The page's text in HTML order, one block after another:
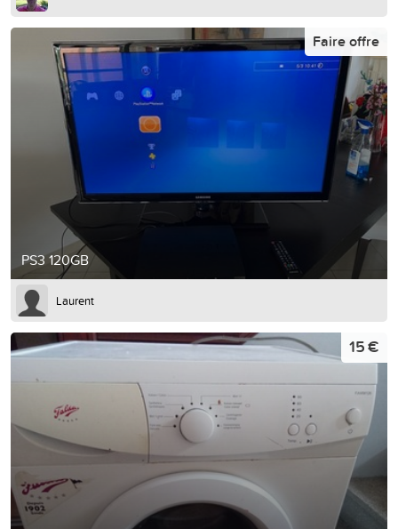
PS3 120GB
Faire offre
Laurent
15 €